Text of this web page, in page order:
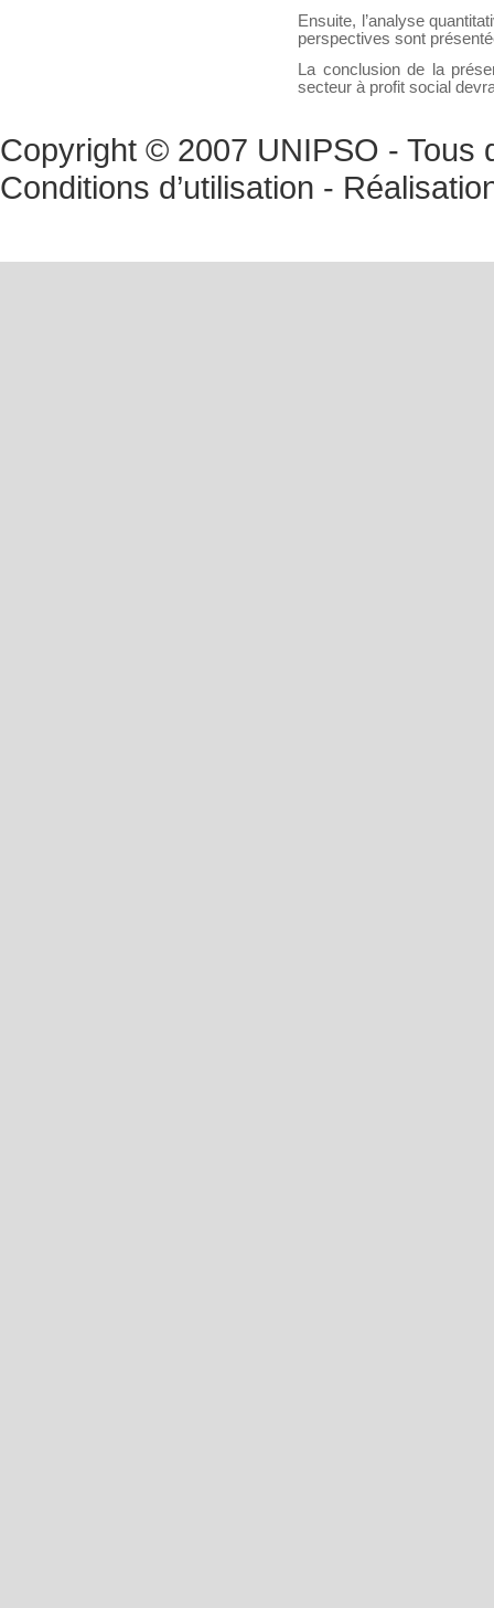
Ensuite, l’analyse
perspectives sont
La conclusion de la
secteur à profit social
Copyright © 2007 UNIPSO - Tous
Conditions d’utilisation -